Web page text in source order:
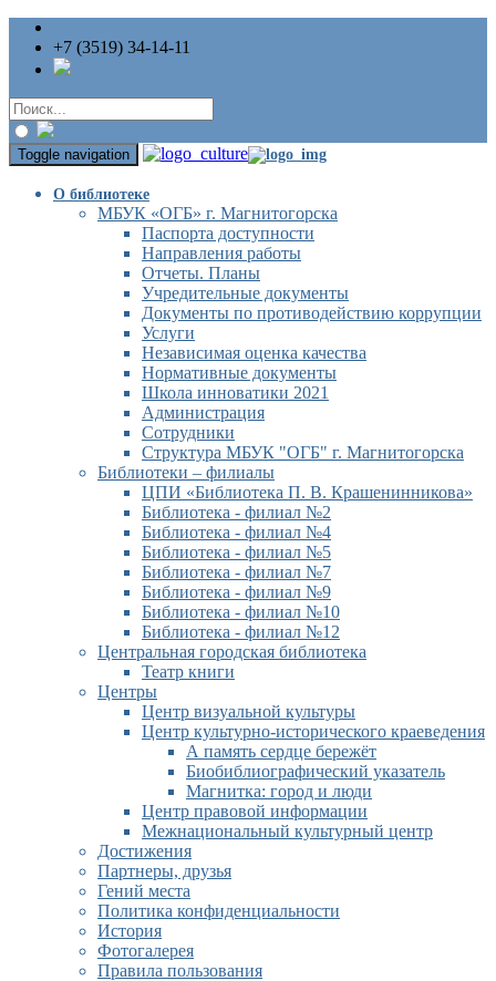
+7 (3519) 34-14-11
Toggle navigation
О библиотеке
МБУК «ОГБ» г. Магнитогорска
Паспорта доступности
Направления работы
Отчеты. Планы
Учредительные документы
Документы по противодействию коррупции
Услуги
Независимая оценка качества
Нормативные документы
Школа инноватики 2021
Администрация
Сотрудники
Структура МБУК "ОГБ" г. Магнитогорска
Библиотеки – филиалы
ЦПИ «Библиотека П. В. Крашенинникова»
Библиотека - филиал №2
Библиотека - филиал №4
Библиотека - филиал №5
Библиотека - филиал №7
Библиотека - филиал №9
Библиотека - филиал №10
Библиотека - филиал №12
Центральная городская библиотека
Театр книги
Центры
Центр визуальной культуры
Центр культурно-исторического краеведения
А память сердце бережёт
Биобиблиографический указатель
Магнитка: город и люди
Центр правовой информации
Межнациональный культурный центр
Достижения
Партнеры, друзья
Гений места
Политика конфиденциальности
История
Фотогалерея
Правила пользования